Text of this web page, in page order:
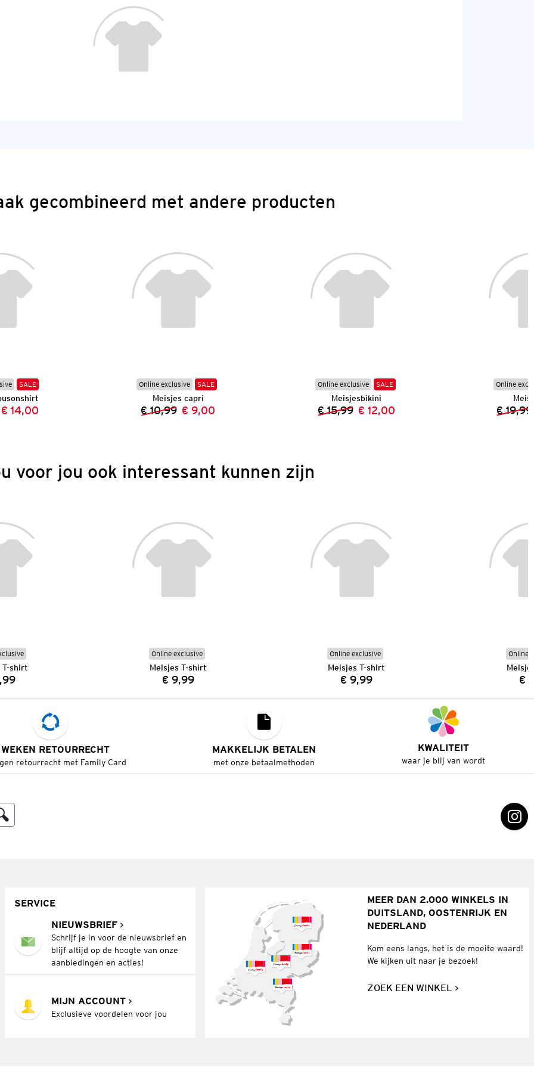
gecombineerd met andere producten
SALE
Vorige prijs:
Nieuwe prijs:
€ 14,00
Online exclusive SALE
Meisjes capri
Vorige prijs:
€ 10,99 Nieuwe prijs:
€ 9,00
Online exclusive SALE
Meisjesbikini
Vorige prijs:
€ 15,99 Nieuwe prijs:
€ 12,00
Online
€ 19,99
voor jou ook interessant kunnen zijn
T-shirt
Online exclusive
Meisjes T-shirt
Prijs:
€ 9,99
Online exclusive
Meisjes T-shirt
Prijs:
€ 9,99
Online
€
RETOURRECHT
retourrecht met Family Card
MAKKELIJK BETALEN
met onze betaalmethoden
KWALITEIT
waar je blij van wordt
SERVICE
NIEUWSBRIEF
Schrijf je in voor de nieuwsbrief en
blijf altijd op de hoogte van onze
aanbiedingen en acties!
MIJN ACCOUNT
Exclusieve voordelen voor jou
MEER DAN 2.000 WINKELS IN
DUITSLAND, OOSTENRIJK EN
NEDERLAND
Kom eens langs, het is de moeite waard!
We kijken uit naar je bezoek!
ZOEK EEN WINKEL